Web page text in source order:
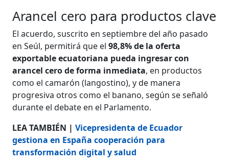
Arancel cero para productos clave
El acuerdo, suscrito en septiembre del año pasado
en Seúl, permitirá que el98,8% de la oferta
exportable ecuatoriana pueda ingresar con
arancel cero de forma inmediata, en productos
como el camarón (langostino), y de manera
progresiva otros como el banano, según se señaló
durante el debate en el Parlamento.
LEA TAMBIÉN |Vicepresidenta de Ecuador
gestiona en España cooperación para
transformación digital y salud